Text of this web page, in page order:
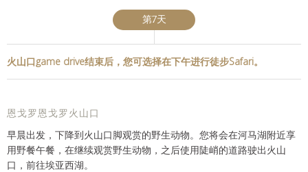
第7天
火山口game drive结束后，您可选择在下午进行徒步Safari。
恩戈罗恩戈罗火山口
早晨出发，下降到火山口脚观赏的野生动物。您将会在河马湖附近享
用野餐午餐，在继续观赏野生动物，之后使用陡峭的道路驶出火山
口，前往埃亚西湖。